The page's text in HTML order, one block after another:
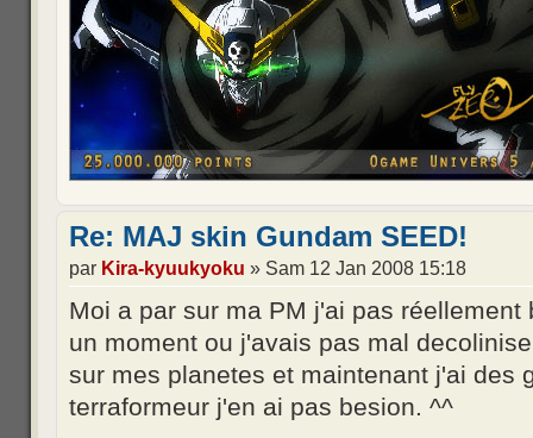
Re: MAJ skin Gundam SEED!
par Kira-kyuukyoku » Sam 12 Jan 2008 15:18
Moi a par sur ma PM j'ai pas
un moment ou j'avais pas mal
sur mes planetes et maintenant j'ai des
terraformeur j'en ai pas besion. ^^